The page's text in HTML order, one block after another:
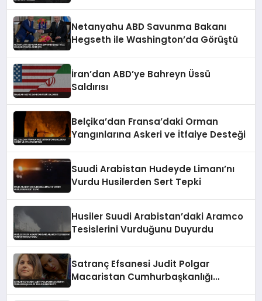
Netanyahu ABD Savunma Bakanı
Hegseth ile Washington’da Görüştü
İran’dan ABD’ye Bahreyn Üssü
Saldırısı
Belçika’dan Fransa’daki Orman
Yangınlarına Askeri ve İtfaiye Desteği
Suudi Arabistan Hudeyde Limanı’nı
Vurdu Husilerden Sert Tepki
Husiler Suudi Arabistan’daki Aramco
Tesislerini Vurduğunu Duyurdu
Satranç Efsanesi Judit Polgar
Macaristan Cumhurbaşkanlığı